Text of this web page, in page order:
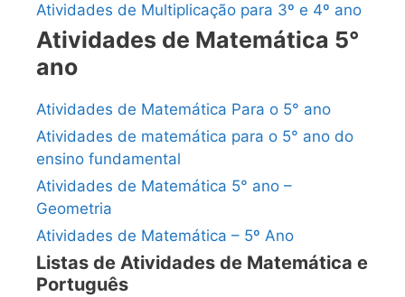
Atividades de Multiplicação para 3º e 4º ano
Atividades de Matemática 5°
ano
Atividades de Matemática Para o 5° ano
Atividades de matemática para o 5° ano do
ensino fundamental
Atividades de Matemática 5° ano –
Geometria
Atividades de Matemática – 5º Ano
Listas de Atividades de Matemática e
Português